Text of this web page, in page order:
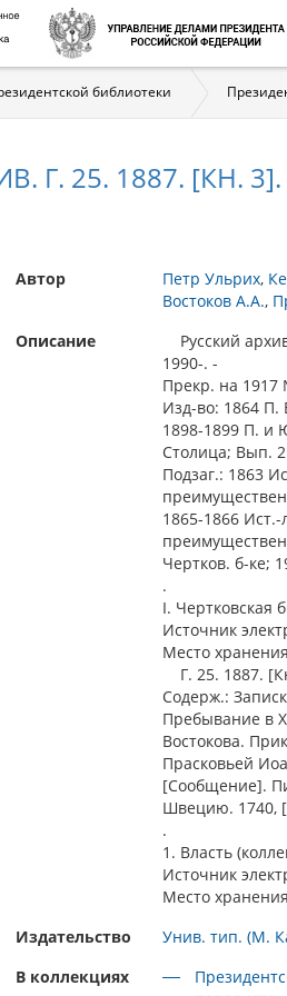
библиотеки
Г. 25. 1887. [КН. 3].
Автор Петр Ульрих
Востоков А.А.
Описание
Русский
1990-. -
Прекр. на 1917
Изд-во: 1864 П.
1898-1899 П. и
Столица; Вып.
Подзаг.: 1863
1865-1866
Чертков. б-ке;
.
I. Чертковская
Источник
Место
Г. 25. 1887.
Содерж.:
Пребывание в
Востокова.
Прасковьей
[Сообщение].
Швецию. 1740,
.
1. Власть
Источник
Место
Издательство
Унив. тип. (М.
В коллекциях